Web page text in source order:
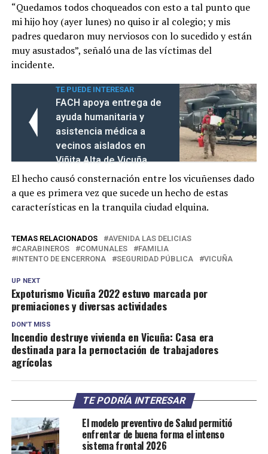
“Quedamos todos choqueados con esto a tal punto que
mi hijo hoy (ayer lunes) no quiso ir al colegio; y mis
padres quedaron muy nerviosos con lo sucedido y están
muy asustados”, señaló una de las víctimas del
incidente.
TE PUEDE INTERESAR
FACH apoya entrega de
ayuda humanitaria y
asistencia médica a
vecinos aislados en
Viñita Alta de Vicuña
El hecho causó consternación entre los vicuñenses dado
a que es primera vez que sucede un hecho de estas
características en la tranquila ciudad elquina.
TEMAS RELACIONADOS
AVENIDA LAS DELICIAS
CARABINEROS
COMUNALES
FAMILIA
INTENTO DE ENCERRONA
SEGURIDAD PÚBLICA VICUÑA
UP NEXT
Expoturismo Vicuña 2022 estuvo marcada por
premiaciones y diversas actividades
DON'T MISS
Incendio destruye vivienda en Vicuña: Casa era
destinada para la pernoctación de trabajadores
agrícolas
TE PODRÍA INTERESAR
El modelo preventivo de Salud permitió
enfrentar de buena forma el intenso
sistema frontal 2026